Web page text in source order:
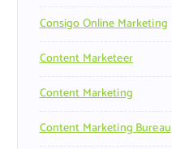
Consigo Online Marketing
Content Marketeer
Content Marketing
Content Marketing Bureau